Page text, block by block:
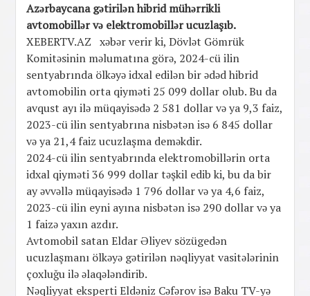
Azərbaycana gətirilən hibrid mühərrikli
avtomobillər və elektromobillər ucuzlaşıb.
XEBERTV.AZ
xəbər verir ki, Dövlət Gömrük
Komitəsinin məlumatına görə, 2024-cü ilin
sentyabrında ölkəyə idxal edilən bir ədəd hibrid
avtomobilin orta qiyməti 25 099 dollar olub. Bu da
avqust ayı ilə müqayisədə 2 581 dollar və ya 9,3 faiz,
2023-cü ilin sentyabrına nisbətən isə 6 845 dollar
və ya 21,4 faiz ucuzlaşma deməkdir.
2024-cü ilin sentyabrında elektromobillərin orta
idxal qiyməti 36 999 dollar təşkil edib ki, bu da bir
ay əvvəllə müqayisədə 1 796 dollar və ya 4,6 faiz,
2023-cü ilin eyni ayına nisbətən isə 290 dollar və ya
1 faizə yaxın azdır.
Avtomobil satan Eldar Əliyev sözügedən
ucuzlaşmanı ölkəyə gətirilən nəqliyyat vasitələrinin
çoxluğu ilə əlaqələndirib.
Nəqliyyat eksperti Eldəniz Cəfərov isə Baku TV-yə